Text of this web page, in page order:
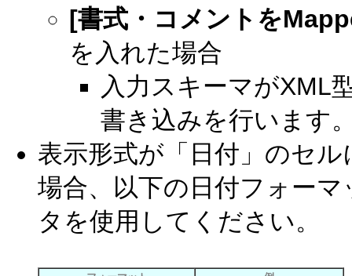
[書式・コメントを
を入れた場合
入力スキーマがXML
書き込みを行います
表示形式が「日付」のセ
場合、以下の日付フォー
タを使用してください。